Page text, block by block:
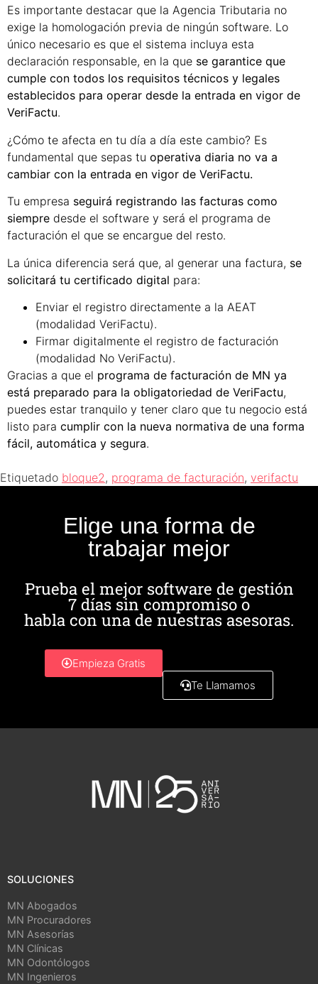
Es importante destacar que la Agencia Tributaria no
exige la homologación previa de ningún software. Lo
único necesario es que el sistema incluya esta
declaración responsable, en la que se garantice que
cumple con todos los requisitos técnicos y legales
establecidos para operar desde la entrada en vigor de
VeriFactu.
¿Cómo te afecta en tu día a día este cambio? Es
fundamental que sepas tu operativa diaria no va a
cambiar con la entrada en vigor de VeriFactu.
Tu empresa seguirá registrando las facturas como
siempre desde el software y será el programa de
facturación el que se encargue del resto.
La única diferencia será que, al generar una factura, se
solicitará tu certificado digital para:
Enviar el registro directamente a la AEAT
(modalidad VeriFactu).
Firmar digitalmente el registro de facturación
(modalidad No VeriFactu).
Gracias a que el programa de facturación de MN ya
está preparado para la obligatoriedad de VeriFactu,
puedes estar tranquilo y tener claro que tu negocio está
listo para cumplir con la nueva normativa de una forma
fácil, automática y segura.
Etiquetado bloque2, programa de facturación, verifactu
Elige una forma de
trabajar mejor
Prueba el mejor software de gestión
7 días sin compromiso o
habla con una de nuestras asesoras.
Empieza Gratis
Te Llamamos
SOLUCIONES
MN Abogados
MN Procuradores
MN Asesorías
MN Clínicas
MN Odontólogos
MN Ingenieros